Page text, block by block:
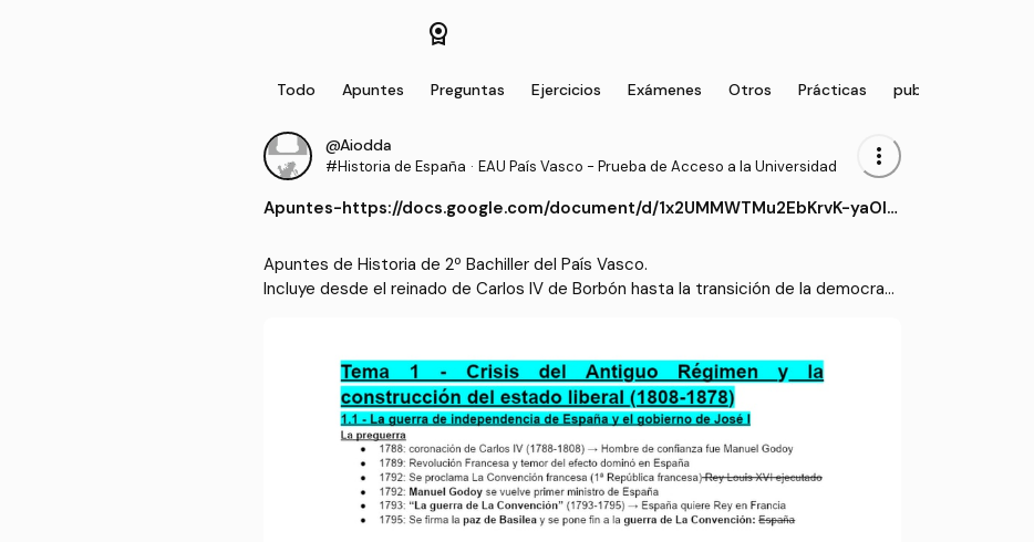
license
Todo Apuntes Preguntas Ejercicios Exámenes Otros Prácticas publication
@Aiodda
#Historia de España · EAU País Vasco - Prueba de Acceso a la Universidad more_vert
Apuntes-https://docs.google.com/document/d/1x2UMMWTMu2EbKrvK-yaOln
Apuntes de Historia de 2º Bachiller del País Vasco.
Incluye desde el reinado de Carlos IV de Borbón hasta la transición de la democraci